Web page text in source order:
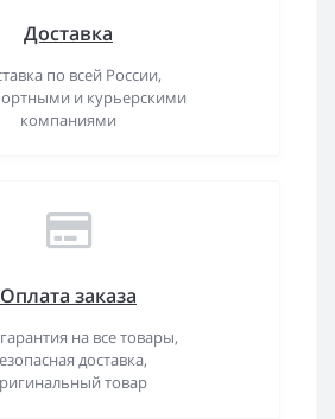
Доставка
по всей России,
и курьерскими
компаниями
Оплата заказа
на все товары,
доставка,
товар